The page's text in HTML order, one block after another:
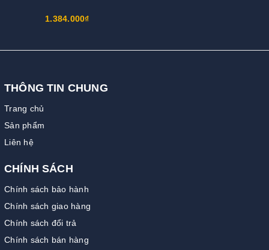
1.384.000₫
THÔNG TIN CHUNG
Trang chủ
Sản phẩm
Liên hệ
CHÍNH SÁCH
Chính sách bảo hành
Chính sách giao hàng
Chính sách đổi trả
Chính sách bán hàng